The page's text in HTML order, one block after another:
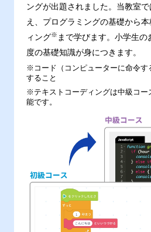
ングが出題されました。当教室
え、プログラミングの基礎から
ィング※ まで学びます。小学生
度の基礎知識が身につきます。
※コード（コンピューターに命令す
すること
※テキストコーディングは中級コー
能です。